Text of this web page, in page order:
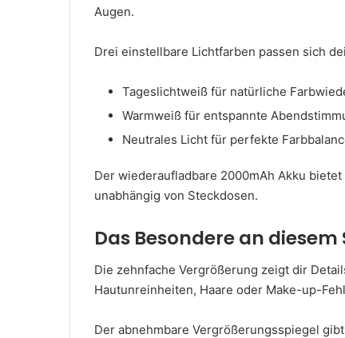
Augen.
Drei einstellbare Lichtfarben passen sich
Tageslichtweiß für natürliche
Warmweiß für entspannte
Neutrales Licht für perfekte
Der wiederaufladbare 2000mAh Akku
unabhängig von Steckdosen.
Das Besondere an
Die zehnfache Vergrößerung zeigt dir
Hautunreinheiten, Haare oder Make-up-
Der abnehmbare Vergrößerungsspiegel